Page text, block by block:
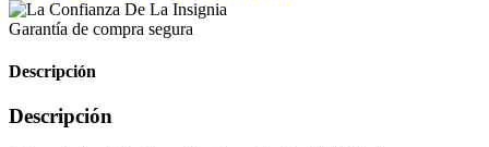
Garantía de compra segura
Descripción
Descripción